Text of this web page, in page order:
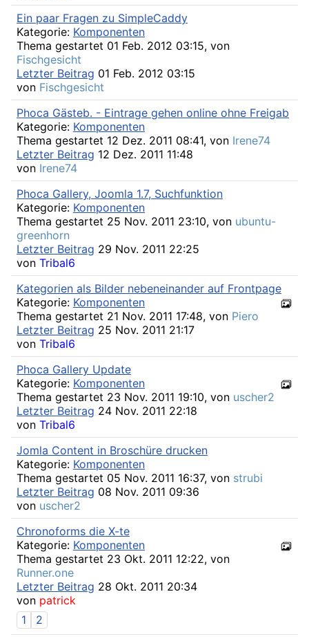
Ein paar Fragen zu SimpleCaddy
Kategorie: Komponenten
Thema gestartet 01 Feb. 2012 03:15, von
Fischgesicht
Letzter Beitrag 01 Feb. 2012 03:15
von Fischgesicht
Phoca Gästeb. - Eintrage gehen online ohne Freigab
Kategorie: Komponenten
Thema gestartet 12 Dez. 2011 08:41, von Irene74
Letzter Beitrag 12 Dez. 2011 11:48
von Irene74
Phoca Gallery, Joomla 1.7, Suchfunktion
Kategorie: Komponenten
Thema gestartet 25 Nov. 2011 23:10, von ubuntu-
greenhorn
Letzter Beitrag 29 Nov. 2011 22:25
von Tribal6
Kategorien als Bilder nebeneinander auf Frontpage
Kategorie: Komponenten
Thema gestartet 21 Nov. 2011 17:48, von Piero
Letzter Beitrag 25 Nov. 2011 21:17
von Tribal6
Phoca Gallery Update
Kategorie: Komponenten
Thema gestartet 23 Nov. 2011 19:10, von uscher2
Letzter Beitrag 24 Nov. 2011 22:18
von Tribal6
Jomla Content in Broschüre drucken
Kategorie: Komponenten
Thema gestartet 05 Nov. 2011 16:37, von strubi
Letzter Beitrag 08 Nov. 2011 09:36
von uscher2
Chronoforms die X-te
Kategorie: Komponenten
Thema gestartet 23 Okt. 2011 12:22, von
Runner.one
Letzter Beitrag 28 Okt. 2011 20:34
von patrick
1
2